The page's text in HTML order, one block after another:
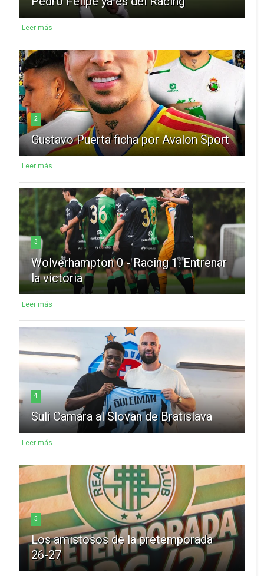
Leer más
2
Gustavo Puerta ficha por Avalon Sport
Leer más
3
Wolverhampton 0 - Racing 1: Entrenar
la victoria
Leer más
4
Suli Camara al Slovan de Bratislava
Leer más
5
Los amistosos de la pretemporada
26-27